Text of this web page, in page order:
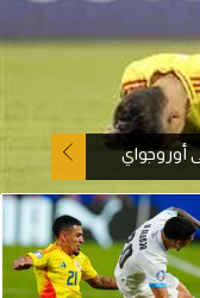
أوروجواي